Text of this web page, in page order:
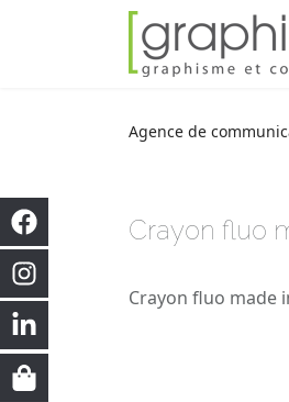
Agence de
Crayon fluo
Crayon fluo made